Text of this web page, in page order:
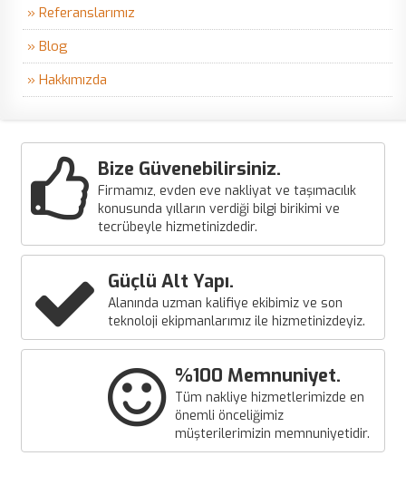
» Referanslarımız
» Blog
» Hakkımızda
Bize Güvenebilirsiniz.
Firmamız, evden eve nakliyat ve taşımacılık
konusunda yılların verdiği bilgi birikimi ve
tecrübeyle hizmetinizdedir.
Güçlü Alt Yapı.
Alanında uzman kalifiye ekibimiz ve son
teknoloji ekipmanlarımız ile hizmetinizdeyiz.
%100 Memnuniyet.
Tüm nakliye hizmetlerimizde en
önemli önceliğimiz
müşterilerimizin memnuniyetidir.